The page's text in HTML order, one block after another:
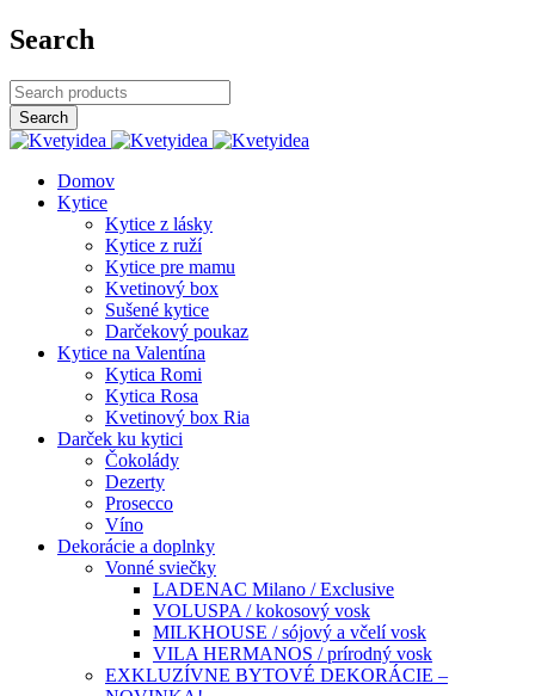
Search
Domov
Kytice
Kytice z lásky
Kytice z ruží
Kytice pre mamu
Kvetinový box
Sušené kytice
Darčekový poukaz
Kytice na Valentína
Kytica Romi
Kytica Rosa
Kvetinový box Ria
Darček ku kytici
Čokolády
Dezerty
Prosecco
Víno
Dekorácie a doplnky
Vonné sviečky
LADENAC Milano / Exclusive
VOLUSPA / kokosový vosk
MILKHOUSE / sójový a včelí vosk
VILA HERMANOS / prírodný vosk
EXKLUZÍVNE BYTOVÉ DEKORÁCIE –